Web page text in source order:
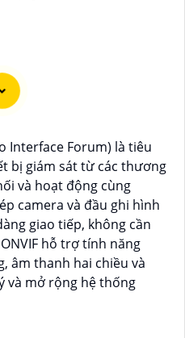
tôi về Camera Dahua
hiệu nổi tiếng về sản
bạn nên mua từ các
lý chính thức của
Dahua có thể thay
của camera. Bạn nên
4:Chất lượng của
cao với độ phân giải
độ tin cậy.💖 5:Nếu bạn
rẻ, bạn có thể tham khảo
điện tử hoặc tại các cửa
Interface Forum) là tiêu
bị giám sát từ các thương
và hoạt động cùng
camera và đầu ghi hình
giao tiếp, không cần
hỗ trợ tính năng
âm thanh hai chiều và
và mở rộng hệ thống